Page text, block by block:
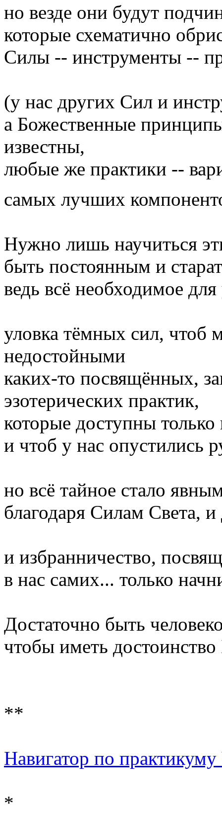
но везде они будут
которые схематично
Силы -- инструменты --
(у нас других Сил и
а Божественные
известны,
любые же практики --
самых лучших
Нужно лишь научиться
быть постоянным и
ведь всё необходимое
уловка тёмных сил, чтоб
недостойными
каких-то посвящённых,
эзотерических практик,
которые доступны
и чтоб у нас опустились
но всё тайное стало
благодаря Силам Света, и
и избранничество,
в нас самих... только
Достаточно быть
чтобы иметь
**
Навигатор по
*